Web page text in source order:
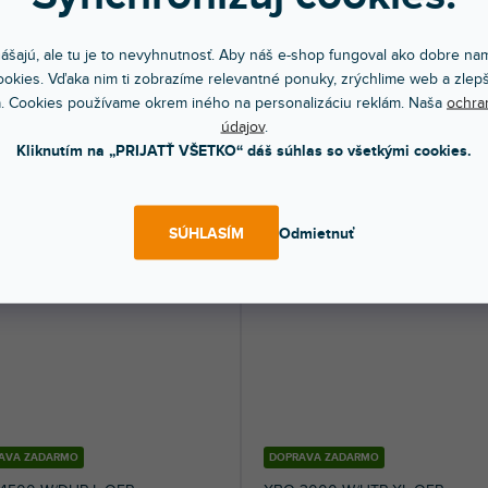
ale tu je to nevyhnutnosť. Aby náš e-shop fungoval ako dobre
Vďaka nim ti zobrazíme relevantné ponuky, zrýchlime web a
Cookies používame okrem iného na personalizáciu reklám. Naša
údajov.
Kliknutím na „PRIJATŤ VŠETKO“ dáš súhlas so všetkými cookies.
Odmietnuť
SÚHLASÍM
4000 W/HPN L OFR
výkonná lampa pre digitálne kiná.
XBO 3000 W/HS XL OFR
Do týždňa
Vysoko výkonná xenónová výbojka.
3000 W.
ZADARMO DOPRAVA ZADARMO